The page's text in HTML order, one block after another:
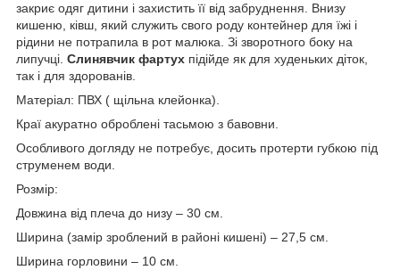
закриє одяг дитини і захистить її від забруднення. Внизу
кишеню, ківш, який служить свого роду контейнер для їжі і
рідини не потрапила в рот малюка. Зі зворотного боку на
липучці. Слинявчик фартух підійде як для худеньких діток,
так і для здорованів.
Матеріал: ПВХ ( щільна клейонка).
Краї акуратно оброблені тасьмою з бавовни.
Особливого догляду не потребує, досить протерти губкою під
струменем води.
Розмір:
Довжина від плеча до низу – 30 см.
Ширина (замір зроблений в районі кишені) – 27,5 см.
Ширина горловини – 10 см.